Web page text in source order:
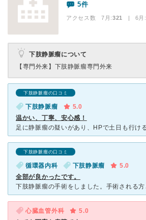
5件
アクセス数 7月:321 | 6月:
下肢静脈瘤について
【専門外来】 下肢静脈瘤専門外来
下肢静脈瘤の口コミ
下肢静脈瘤
5.0
温かい、丁寧、安心感！
下肢静脈瘤の口コミ
循環器内科 下肢静脈瘤
5.0
全部が良かったです。
心臓血管外科
5.0